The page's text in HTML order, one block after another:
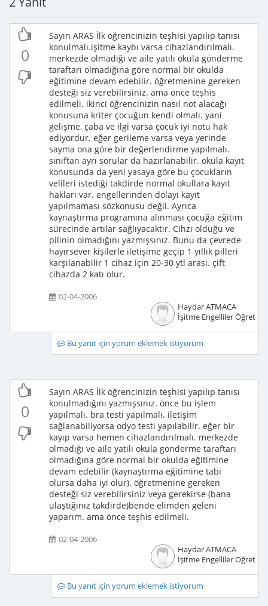
0
Sayın ARAS İlk öğrencinizin teşhisi yapılıp tanısı
konulmalı.işitme kaybı varsa cihazlandırılmalı.
merkezde olmadığı ve aile yatılı okula gönderme
taraftarı olmadığına göre normal bir okulda
eğitimine devam edebilir. öğretmenine gereken
desteği siz verebilirsiniz. ama önce teşhis
edilmeli. ikinci öğrencinizin nasıl not alacağı
konusuna kriter çocuğun kendi olmalı. yani
gelişme, çaba ve ilgi varsa çocuk iyi notu hak
ediyordur. eğer gerileme varsa veya yerinde
sayma ona göre bir değerlendirme yapılmalı.
sınıftan ayrı sorular da hazırlanabilir. okula kayıt
konusunda da yeni yasaya göre bu çocukların
velileri istediği takdirde normal okullara kayıt
hakları var. engellerinden dolayı kayıt
yapılmaması sözkonusu değil. Ayrıca
kaynaştırma programına alınması çocuğa eğitim
sürecinde artılar sağlıyacaktır. Cihzı olduğu ve
pilinin olmadığını yazmışsınız. Bunu da çevrede
hayırsever kişilerle iletişime geçip 1 yıllık pilleri
karşılanabilir 1 cihaz için 20-30 ytl arası. çift
cihazda 2 katı olur.
02-04-2006
Haydar ATMACA
İşitme Engelliler
Bu yanıt için yorum eklemek istiyorum
0
Sayın ARAS İlk öğrencinizin teşhisi yapılıp tanısı
konulmadığını yazmışsınız. önce bu işlem
yapılmalı. bra testi yapılmalı. iletişim
sağlanabiliyorsa odyo testi yapılabilir. eğer bir
kayıp varsa hemen cihazlandırılmalı. merkezde
olmadığı ve aile yatılı okula gönderme taraftarı
olmadığına göre normal bir okulda eğitimine
devam edebilir (kaynaştırma eğitimine tabi
olursa daha iyi olur). öğretmenine gereken
desteği siz verebilirsiniz veya gerekirse (bana
ulaştığınız takdirde)bende elimden geleni
yaparım. ama önce teşhis edilmeli.
02-04-2006
Haydar ATMACA
İşitme Engelliler
Bu yanıt için yorum eklemek istiyorum